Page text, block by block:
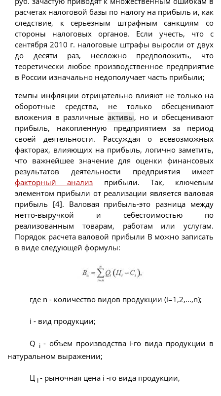
расчетах налоговой базы по налогу на прибыль и, как
следствие, к серьезным штрафным санкциям со
стороны налоговых органов. Если учесть, что с
сентября 2010 г. налоговые штрафы выросли от двух
до десяти раз, несложно предположить, что
теоретически любое производственное предприятие
в России изначально недополучает часть прибыли;
темпы инфляции отрицательно влияют не только на
оборотные средства, не только обесценивают
вложения в различные активы, но и обесценивают
прибыль, накопленную предприятием за период
своей деятельности. Рассуждая о всевозможных
факторах, влияющих на прибыль, логично заметить,
что важнейшее значение для оценки финансовых
результатов деятельности предприятия имеет
факторный анализ прибыли. Так, ключевым
элементом прибыли от реализации является валовая
прибыль [4]. Валовая прибыль-это разница между
нетто-выручкой и себестоимостью по
реализованным товарам, работам или услугам.
Порядок расчета валовой прибыли В можно записать
в виде следующей формулы:
где n - количество видов продукции (i=1,2,...,n);
i - вид продукции;
Q i - объем производства i-го вида продукции в
натуральном выражении;
Ц i- рыночная цена i -го вида продукции,